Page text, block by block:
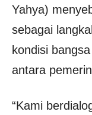
Yahya)
sebagai
kondisi
antara
“Kami